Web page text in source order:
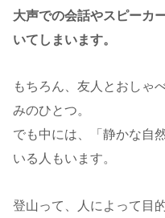
大声での会話やスピーカ
いてしまいます。
もちろん、友人とおしゃ
みのひとつ。
でも中には、「静かな自
いる人もいます。
登山って、人によって目